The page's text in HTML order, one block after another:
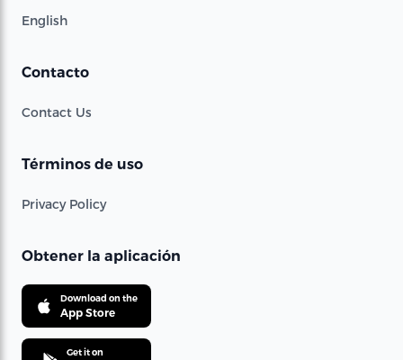
English
Contacto
Contact Us
Términos de uso
Privacy Policy
Obtener la aplicación
Download on the
App Store
Get it on